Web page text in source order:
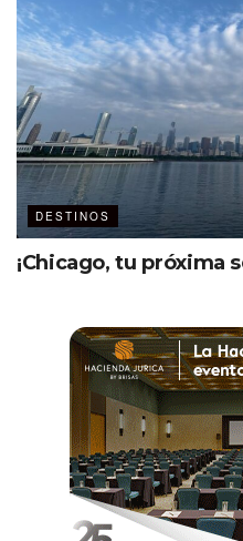
DESTINOS
¡Chicago, tu próxima